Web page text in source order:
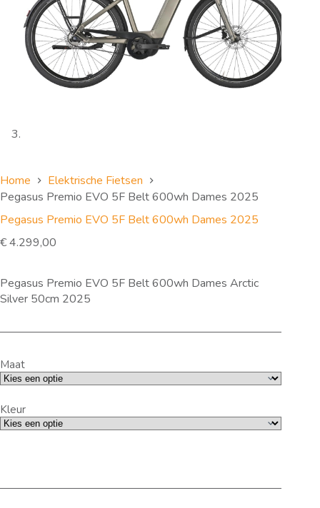
Home
Elektrische Fietsen
Pegasus Premio EVO 5F Belt 600wh Dames 2025
Pegasus Premio EVO 5F Belt 600wh Dames 2025
€4.299,00
Pegasus Premio EVO 5F Belt 600wh Dames Arctic
Silver 50cm 2025
Maat
Kleur